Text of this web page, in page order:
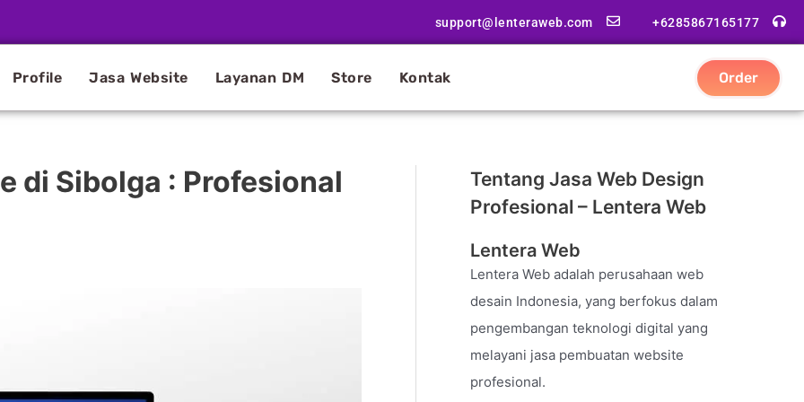
support@lenteraweb.com +6285867165177
Profile Jasa Website Layanan DM Store Kontak Order
di Sibolga : Profesional
Tentang Jasa Web Design
Profesional – Lentera Web
Lentera Web
Lentera Web adalah perusahaan web
desain Indonesia, yang berfokus dalam
pengembangan teknologi digital yang
melayani jasa pembuatan website
profesional.